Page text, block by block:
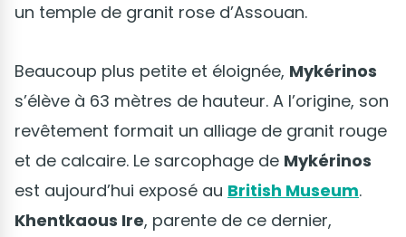
un temple de granit rose d’Assouan.
Beaucoup plus petite et éloignée, Mykérinos
s’élève à 63 mètres de hauteur. A l’origine, son
revêtement formait un alliage de granit rouge
et de calcaire. Le sarcophage de Mykérinos
est aujourd’hui exposé au British Museum.
Khentkaous Ire, parente de ce dernier,